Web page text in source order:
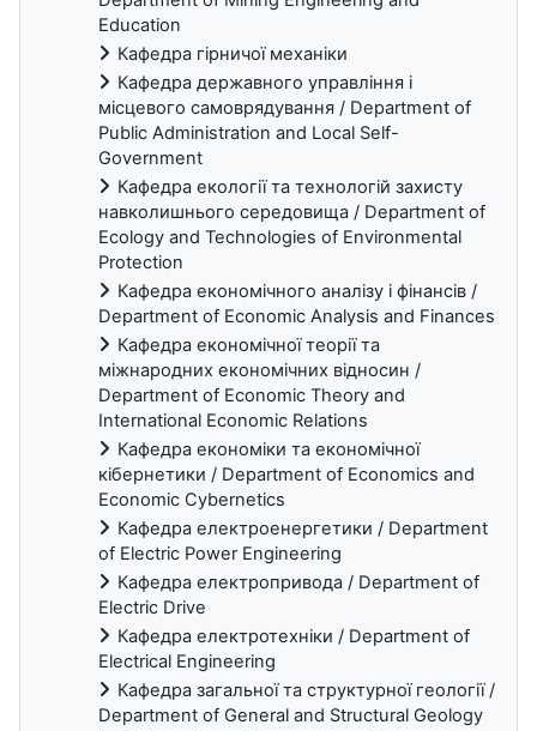
Education
Кафедра гірничої механіки
Кафедра державного управління і
місцевого самоврядування / Department of
Public Administration and Local Self-
Government
Кафедра екології та технологій захисту
навколишнього середовища / Department of
Ecology and Technologies of Environmental
Protection
Кафедра економічного аналізу і фінансів /
Department of Economic Analysis and Finances
Кафедра економічної теорії та
міжнародних економічних відносин /
Department of Economic Theory and
International Economic Relations
Кафедра економіки та економічної
кібернетики / Department of Economics and
Economic Cybernetics
Кафедра електроенергетики / Department
of Electric Power Engineering
Кафедра електропривода / Department of
Electric Drive
Кафедра електротехніки / Department of
Electrical Engineering
Кафедра загальної та структурної геології /
Department of General and Structural Geology